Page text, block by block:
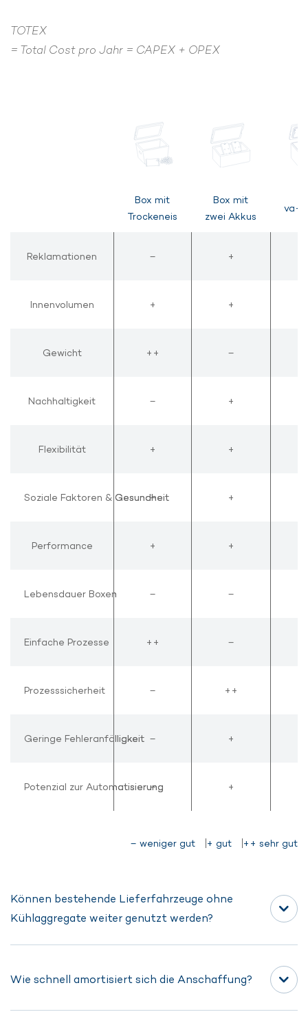
TOTEX
= Total Cost pro Jahr = CAPEX + OPEX
Reklamationen
Innenvolumen
Gewicht
Nachhaltigkeit
Flexibilität
Soziale Faktoren & Gesundheit
Performance
Lebensdauer Boxen
Einfache Prozesse
Prozesssicherheit
Geringe Fehleranfälligkeit
Potenzial zur Automatisierung
Box mit
Trockeneis
Box mit
zwei Akkus
va-
Reklamationen – +
Innenvolumen + +
Gewicht ++ –
Nachhaltigkeit – +
Flexibilität + +
Soziale Faktoren & Gesundheit
– +
Performance + +
Lebensdauer Boxen – –
Einfache Prozesse ++ –
Prozesssicherheit – ++
Geringe Fehleranfälligkeit – +
Potenzial zur Automatisierung
– +
– weniger gut + gut ++ sehr gut
Können bestehende Lieferfahrzeuge ohne
Kühlaggregate weiter genutzt werden?
Ja. Da die Kühlung autark in der Box erfolgt, sind keine
aktiven Kühlfahrzeuge erforderlich. Die Ware kann in
Wie schnell amortisiert sich die Anschaffung?